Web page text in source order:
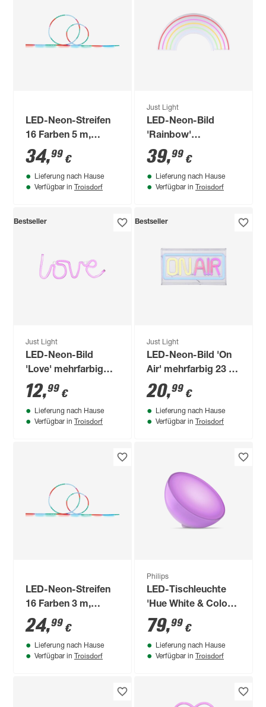
LED-Neon-Streifen
16 Farben 5 m,
Fernbedienung
34,99 €
Lieferung nach Hause
Verfügbar in Troisdorf
Just Light
LED-Neon-Bild
'Rainbow'
mehrfarbig 63 x 32 x
1,5 cm
39,99 €
Lieferung nach Hause
Verfügbar in Troisdorf
Bestseller
Just Light
LED-Neon-Bild
'Love' mehrfarbig
34,3 x 12,5 x 2 cm
12,99 €
Lieferung nach Hause
Verfügbar in Troisdorf
Bestseller
Just Light
LED-Neon-Bild 'On
Air' mehrfarbig 23 x
12,7 x 4 cm
20,99 €
Lieferung nach Hause
Verfügbar in Troisdorf
LED-Neon-Streifen
16 Farben 3 m,
Fernbedienung
24,99 €
Lieferung nach Hause
Verfügbar in Troisdorf
Philips
LED-Tischleuchte
'Hue White & Color
Ambiance Go' weiß
520 lm
79,99 €
Lieferung nach Hause
Verfügbar in Troisdorf